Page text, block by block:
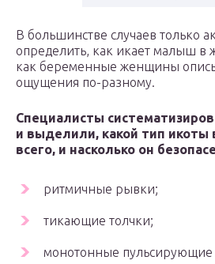
В большинстве случаев только
определить, как икает малыш в
как беременные женщины
ощущения по-разному.
Специалисты
и выделили, какой тип икоты
всего, и насколько он
ритмичные рывки;
тикающие толчки;
монотонные пульсирующие